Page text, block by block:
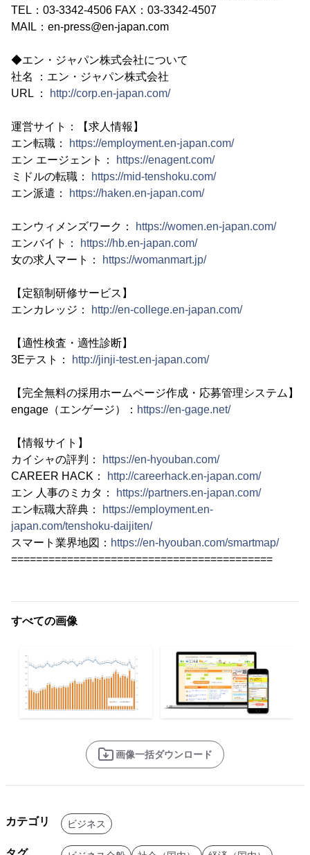
TEL：03-3342-4506 FAX：03-3342-4507
MAIL：en-press@en-japan.com
◆エン・ジャパン株式会社について
社名 ：エン・ジャパン株式会社
URL ：
http://corp.en-japan.com/
運営サイト：【求人情報】
エン転職：
https://employment.en-japan.com/
エン エージェント：
https://enagent.com/
ミドルの転職：
https://mid-tenshoku.com/
エン派遣：
https://haken.en-japan.com/
エンウィメンズワーク：
https://women.en-japan.com/
エンバイト：
https://hb.en-japan.com/
女の求人マート：
https://womanmart.jp/
【定額制研修サービス】
エンカレッジ：
http://en-college.en-japan.com/
【適性検査・適性診断】
3Eテスト：
http://jinji-test.en-japan.com/
【完全無料の採用ホームページ作成・応募管理システム】
engage（エンゲージ）： https://en-gage.net/
【情報サイト】
カイシャの評判：
https://en-hyouban.com/
CAREER HACK：
http://careerhack.en-japan.com/
エン 人事のミカタ：
https://partners.en-japan.com/
エン転職大辞典：
https://employment.en-
japan.com/tenshoku-daijiten/
スマート業界地図： https://en-hyouban.com/smartmap/
==========================================
すべての画像
画像一括ダウンロード
カテゴリ ビジネス